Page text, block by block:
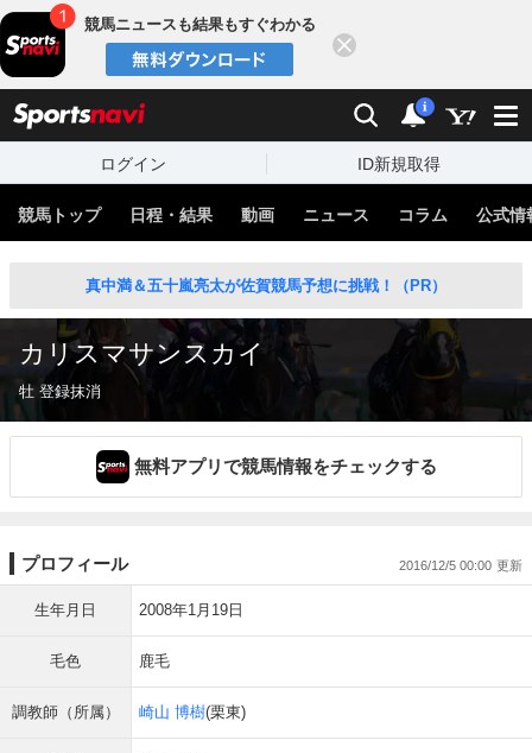
競馬ニュースも結果もすぐわかる
検索 通知
i
ログイン ID新規取得
競馬トップ 日程・結果 動画 ニュース コラム 公式情
真中満＆五十嵐亮太が佐賀競馬予想に挑戦！（PR）
カリスマサンスカイ
牡 登録抹消
無料アプリで競馬情報をチェックする
プロフィール 2016/12/5 00:00
生年月日 2008年1月19日
毛色 鹿毛
調教師（所属） 崎山 博樹(栗東)